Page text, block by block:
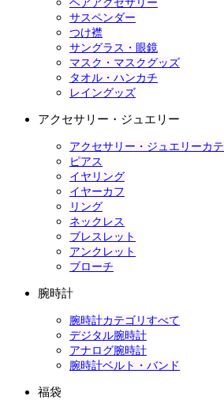
ヘアアクセサリー
サスペンダー
つけ襟
サングラス・眼鏡
マスク・マスクグッズ
タオル・ハンカチ
レイングッズ
アクセサリー・ジュエリー
アクセサリー・ジュエリーカ
ピアス
イヤリング
イヤーカフ
リング
ネックレス
ブレスレット
アンクレット
ブローチ
腕時計
腕時計カテゴリすべて
デジタル腕時計
アナログ腕時計
腕時計ベルト・バンド
福袋